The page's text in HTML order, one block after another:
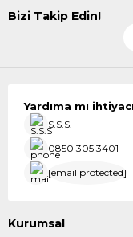
Bizi Takip Edin!
Yardıma mı
S.S.S.
0850 305 3401
[email protected]
Kurumsal